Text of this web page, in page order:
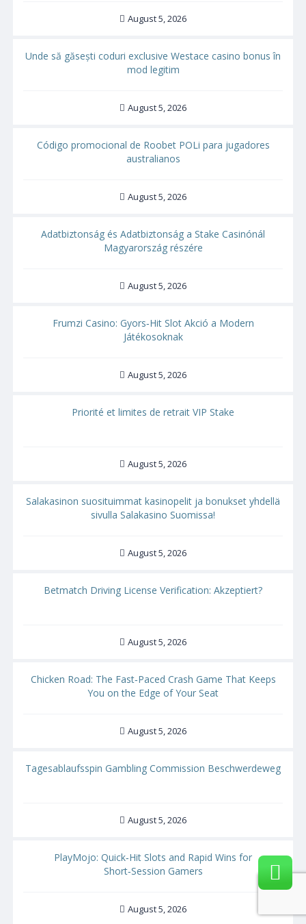
August 5, 2026
Unde să găsești coduri exclusive Westace casino bonus în
mod legitim
August 5, 2026
Código promocional de Roobet POLi para jugadores
australianos
August 5, 2026
Adatbiztonság és Adatbiztonság a Stake Casinónál
Magyarország részére
August 5, 2026
Frumzi Casino: Gyors‑Hit Slot Akció a Modern
Játékosoknak
August 5, 2026
Priorité et limites de retrait VIP Stake
August 5, 2026
Salakasinon suosituimmat kasinopelit ja bonukset yhdellä
sivulla Salakasino Suomissa!
August 5, 2026
Betmatch Driving License Verification: Akzeptiert?
August 5, 2026
Chicken Road: The Fast‑Paced Crash Game That Keeps
You on the Edge of Your Seat
August 5, 2026
Tagesablaufsspin Gambling Commission Beschwerdeweg
August 5, 2026
PlayMojo: Quick‑Hit Slots and Rapid Wins for
Short‑Session Gamers
August 5, 2026